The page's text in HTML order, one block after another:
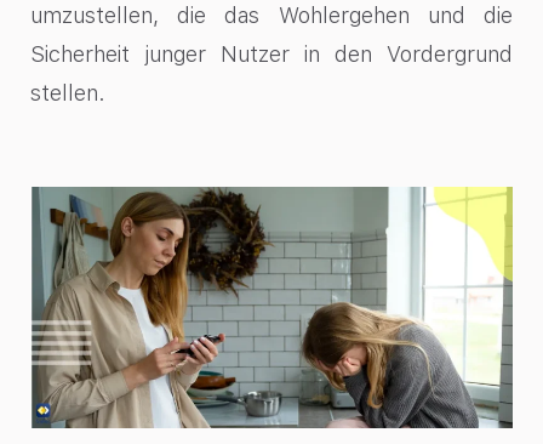
umzustellen, die das Wohlergehen und die
Sicherheit junger Nutzer in den Vordergrund
stellen.